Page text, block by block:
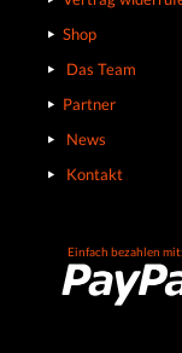
Shop
Das Team
Partner
News
Kontakt
Einfach bezahlen mit: